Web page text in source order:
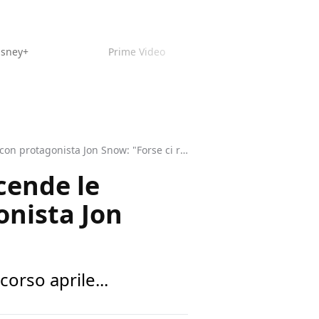
Prime Video
Game of Thrones, il capo della HBO riaccende le speranze sulla serie spin-off con protagonista Jon Snow: "Forse ci riproveremo"
le
Jon
aprile...